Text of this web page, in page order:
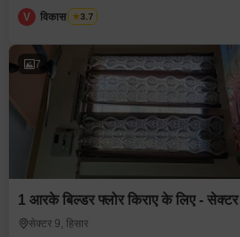
V विकास भारद्वाज
3.7
7
1 आरके बिल्डर फ्लोर किराए के लिए - सेक्टर
सेक्टर 9, हिसार